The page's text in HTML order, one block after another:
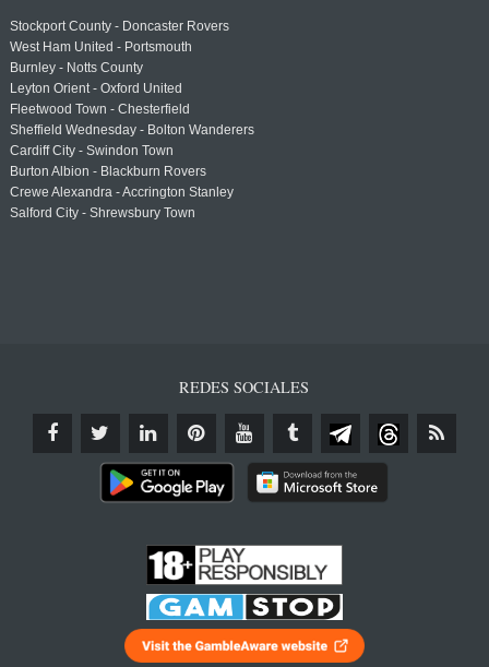
Stockport County - Doncaster Rovers
West Ham United - Portsmouth
Burnley - Notts County
Leyton Orient - Oxford United
Fleetwood Town - Chesterfield
Sheffield Wednesday - Bolton Wanderers
Cardiff City - Swindon Town
Burton Albion - Blackburn Rovers
Crewe Alexandra - Accrington Stanley
Salford City - Shrewsbury Town
REDES SOCIALES